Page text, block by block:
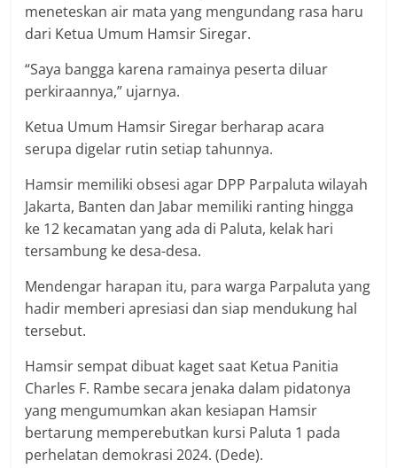
meneteskan air mata yang mengundang rasa haru
dari Ketua Umum Hamsir Siregar.
“Saya bangga karena ramainya peserta diluar
perkiraannya,” ujarnya.
Ketua Umum Hamsir Siregar berharap acara
serupa digelar rutin setiap tahunnya.
Hamsir memiliki obsesi agar DPP Parpaluta wilayah
Jakarta, Banten dan Jabar memiliki ranting hingga
ke 12 kecamatan yang ada di Paluta, kelak hari
tersambung ke desa-desa.
Mendengar harapan itu, para warga Parpaluta yang
hadir memberi apresiasi dan siap mendukung hal
tersebut.
Hamsir sempat dibuat kaget saat Ketua Panitia
Charles F. Rambe secara jenaka dalam pidatonya
yang mengumumkan akan kesiapan Hamsir
bertarung memperebutkan kursi Paluta 1 pada
perhelatan demokrasi 2024. (Dede).